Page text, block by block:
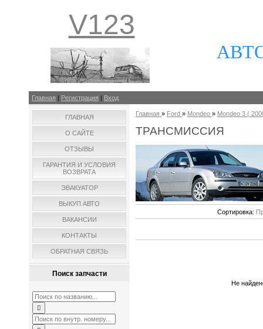
V123
Главная | Регистрация | Вход
ГЛАВНАЯ
О САЙТЕ
ОТЗЫВЫ
ГАРАНТИЯ И УСЛОВИЯ
ВОЗВРАТА
ЭВАКУАТОР
ВЫКУП АВТО
ВАКАНСИИ
КОНТАКТЫ
ОБРАТНАЯ СВЯЗЬ
Поиск запчасти
Главная » Ford » Mondeo » Mondeo 3 (
ТРАНСМИССИЯ
Сортировка:
Не